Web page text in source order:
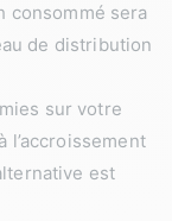
consommé sera
de distribution
sur votre
l’accroissement
est